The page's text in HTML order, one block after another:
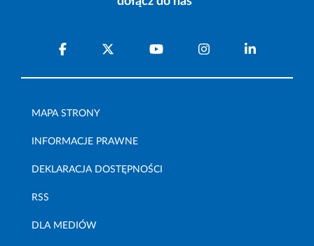
MAPA STRONY
INFORMACJE PRAWNE
DEKLARACJA DOSTĘPNOŚCI
RSS
DLA MEDIÓW